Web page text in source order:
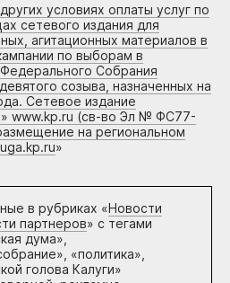
условиях оплаты услуг по
сетевого издания для
агитационных материалов в
по выборам в
Собрания
созыва, назначенных на
Сетевое издание
www.kp.ru (св-во Эл № ФС77-
на региональном
»
в рубриках «Новости
партнеров» с тегами
дума»,
«политика»,
голова Калуги»